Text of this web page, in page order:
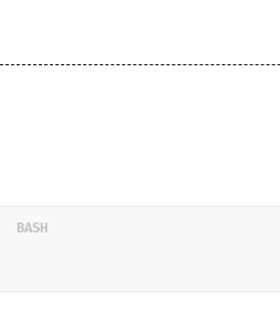
BASH